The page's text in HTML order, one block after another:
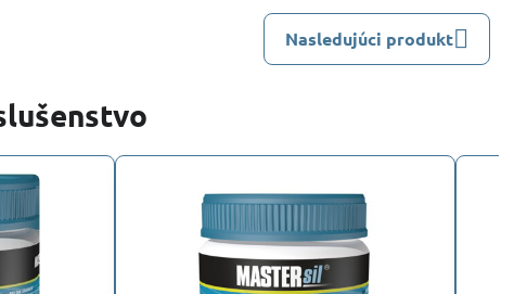
Nasledujúci produkt